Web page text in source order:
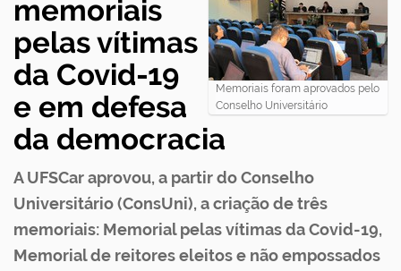
Memoriais foram aprovados pelo
Conselho Universitário
memoriais
pelas vítimas
da Covid-19
e em defesa
da democracia
A UFSCar aprovou, a partir do Conselho
Universitário (ConsUni), a criação de três
memoriais: Memorial pelas vítimas da Covid-19,
Memorial de reitores eleitos e não empossados